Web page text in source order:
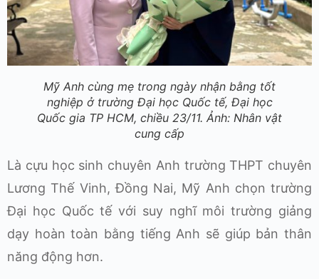
Mỹ Anh cùng mẹ trong ngày nhận bằng tốt
nghiệp ở trường Đại học Quốc tế, Đại học
Quốc gia TP HCM, chiều 23/11. Ảnh: Nhân vật
cung cấp
Là cựu học sinh chuyên Anh trường THPT chuyên
Lương Thế Vinh, Đồng Nai, Mỹ Anh chọn trường
Đại học Quốc tế với suy nghĩ môi trường giảng
dạy hoàn toàn bằng tiếng Anh sẽ giúp bản thân
năng động hơn.